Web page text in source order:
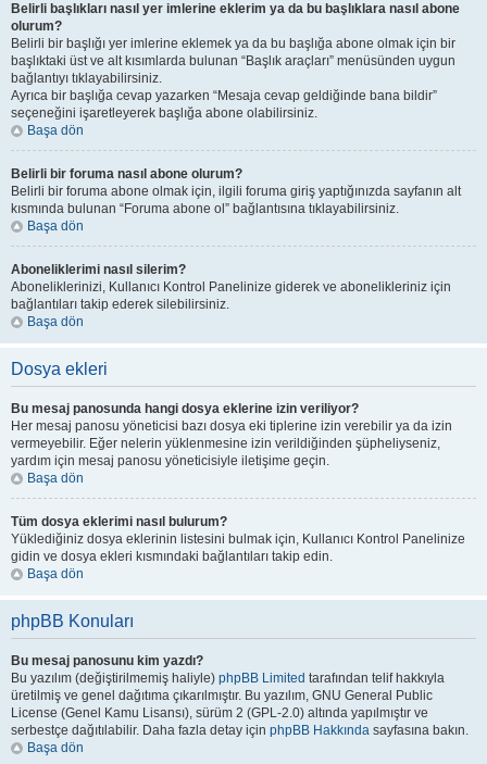
Belirli başlıkları nasıl yer imlerine eklerim ya da bu başlıklara nasıl abone
olurum?
Belirli bir başlığı yer imlerine eklemek ya da bu başlığa abone olmak için bir
başlıktaki üst ve alt kısımlarda bulunan “Başlık araçları” menüsünden uygun
bağlantıyı tıklayabilirsiniz.
Ayrıca bir başlığa cevap yazarken “Mesaja cevap geldiğinde bana bildir”
seçeneğini işaretleyerek başlığa abone olabilirsiniz.
Başa dön
Belirli bir foruma nasıl abone olurum?
Belirli bir foruma abone olmak için, ilgili foruma giriş yaptığınızda sayfanın alt
kısmında bulunan “Foruma abone ol” bağlantısına tıklayabilirsiniz.
Başa dön
Aboneliklerimi nasıl silerim?
Aboneliklerinizi, Kullanıcı Kontrol Panelinize giderek ve abonelikleriniz için
bağlantıları takip ederek silebilirsiniz.
Başa dön
Dosya ekleri
Bu mesaj panosunda hangi dosya eklerine izin veriliyor?
Her mesaj panosu yöneticisi bazı dosya eki tiplerine izin verebilir ya da izin
vermeyebilir. Eğer nelerin yüklenmesine izin verildiğinden şüpheliyseniz,
yardım için mesaj panosu yöneticisiyle iletişime geçin.
Başa dön
Tüm dosya eklerimi nasıl bulurum?
Yüklediğiniz dosya eklerinin listesini bulmak için, Kullanıcı Kontrol Panelinize
gidin ve dosya ekleri kısmındaki bağlantıları takip edin.
Başa dön
phpBB Konuları
Bu mesaj panosunu kim yazdı?
Bu yazılım (değiştirilmemiş haliyle) phpBB Limited tarafından telif hakkıyla
üretilmiş ve genel dağıtıma çıkarılmıştır. Bu yazılım, GNU General Public
License (Genel Kamu Lisansı), sürüm 2 (GPL-2.0) altında yapılmıştır ve
serbestçe dağıtılabilir. Daha fazla detay için phpBB Hakkında sayfasına bakın.
Başa dön